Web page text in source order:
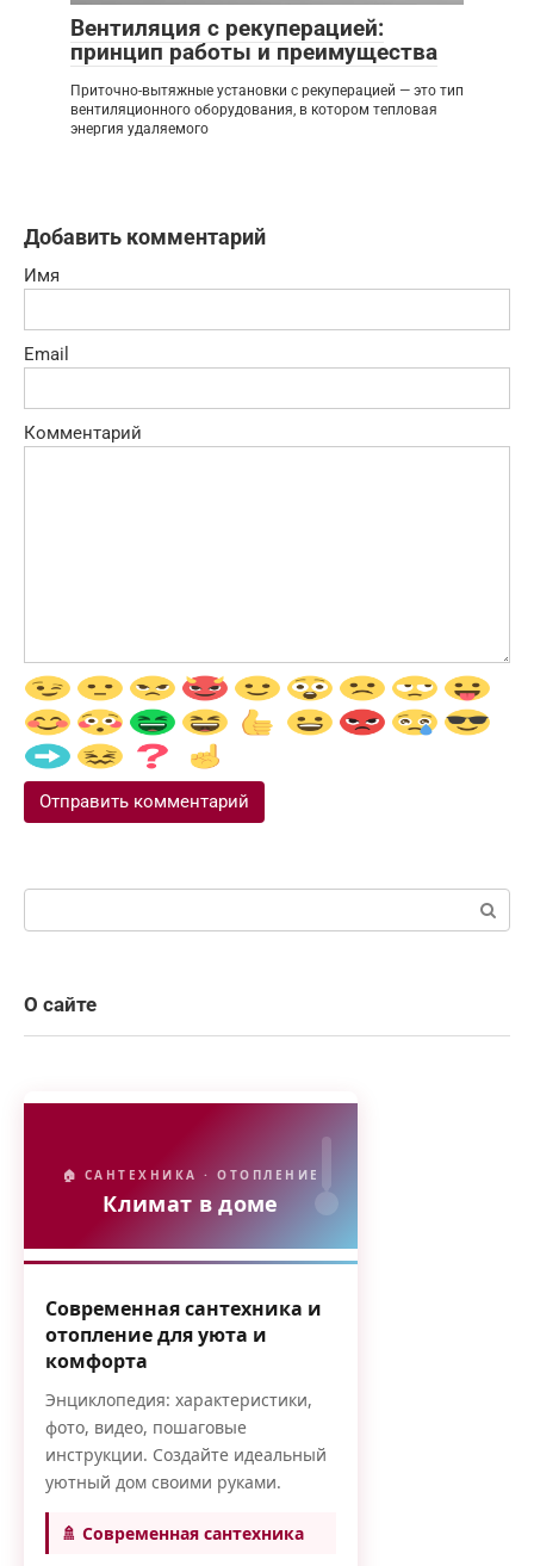
Вентиляция с рекуперацией:
принцип работы и преимущества
Приточно-вытяжные установки с рекуперацией — это тип
вентиляционного оборудования, в котором тепловая
энергия удаляемого
Добавить комментарий
Имя
Email
Комментарий
О сайте
🏠 САНТЕХНИКА · ОТОПЛЕНИЕ
Климат в доме
Современная сантехника и
отопление для уюта и
комфорта
Энциклопедия: характеристики,
фото, видео, пошаговые
инструкции. Создайте идеальный
уютный дом своими руками.
🚿 Современная сантехника